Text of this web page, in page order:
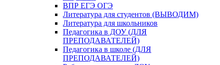
ВПР ЕГЭ ОГЭ
Литература для студентов (ВЫВОДИМ)
Литература для школьников
Педагогика в ДОУ (ДЛЯ
ПРЕПОДАВАТЕЛЕЙ)
Педагогика в школе (ДЛЯ
ПРЕПОДАВАТЕЛЕЙ)